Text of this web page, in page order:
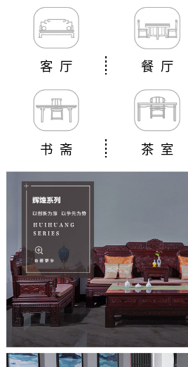
客 厅 餐 厅
书 斋 茶 室